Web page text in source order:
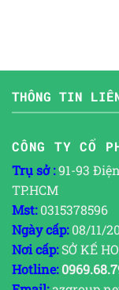
THÔNG TIN
CÔNG TY CỔ
Trụ sở :91-93
TP.HCM
Mst:0315378596
Ngày cấp:08/11/
Nơi cấp:SỞ KẾ
Hotline: